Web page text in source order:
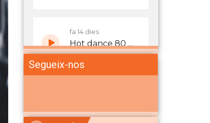
Segueix-nos